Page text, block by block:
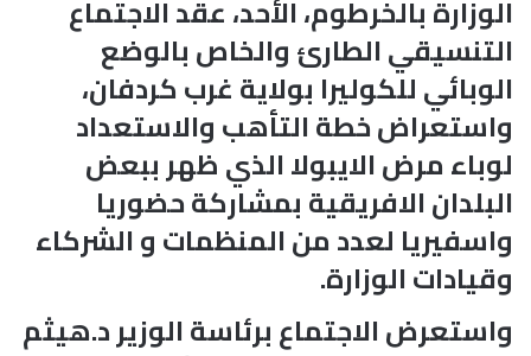
الوزارة بالخرطوم، الأحد، عقد الاجتماع
التنسيقي الطارئ والخاص بالوضع
الوبائي للكوليرا بولاية غرب كردفان،
واستعراض خطة التأهب والاستعداد
لوباء مرض الايبولا الذي ظهر ببعض
البلدان الافريقية بمشاركة حضوريا
واسفيريا لعدد من المنظمات و الشركاء
وقيادات الوزارة.
واستعرض الاجتماع برئاسة الوزير د.هيثم